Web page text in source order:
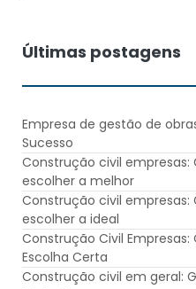
Últimas postagens
Empresa de gestão de
Sucesso
Construção civil
escolher a melhor
Construção civil
escolher a ideal
Construção Civil
Escolha Certa
Construção civil em geral: